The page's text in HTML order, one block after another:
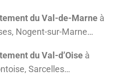
du Val-de-Marne à
Nogent-sur-Marne…
du Val-d’Oise à
Sarcelles…